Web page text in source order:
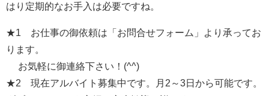
はり定期的なお手入は必要ですね。
★1 お仕事の御依頼は「お問合せフォーム」より承ってお
ります。
お気軽に御連絡下さい！(^^)
★2 現在アルバイト募集中です。月2～3日から可能です。